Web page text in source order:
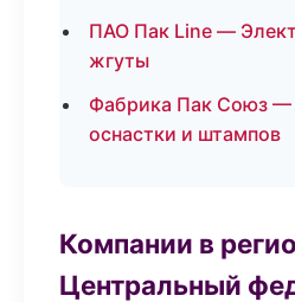
ПАО Пак Line —
жгуты
Фабрика Пак Союз —
оснастки и штампов
Компании в
Центральный